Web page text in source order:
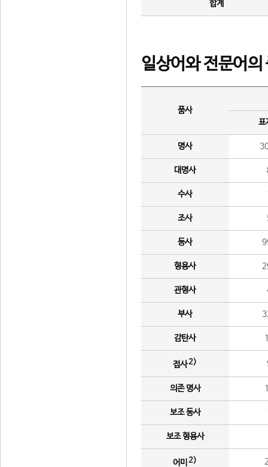
합계
일상어와 전문어의
품사
표
명사
대명사
수사
조사
동사
형용사
관형사
부사
감탄사
접사2)
의존 명사
보조 동사
보조 형용사
어미 2)